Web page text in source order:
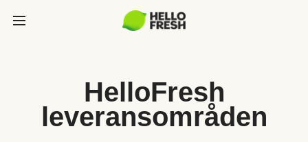
HelloFresh
leveransområden